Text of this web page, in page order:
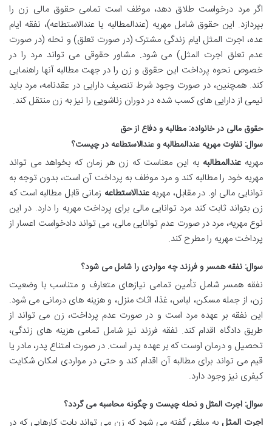
اگر مرد درخواست طلاق دهد، موظف است تمامی حقوق مالی زن را
بپردازد. این حقوق شامل مهریه (عندالمطالبه یا عندالاستطاعه)، نفقه ایام
عده، اجرت المثل ایام زندگی مشترک (در صورت تعلق) و نحله (در صورت
عدم تعلق اجرت المثل) می شود. مشاور حقوقی می تواند مرد را در
خصوص نحوه پرداخت این حقوق و زن را در جهت مطالبه آنها راهنمایی
کند. همچنین، در صورت وجود شرط تنصیف دارایی در عقدنامه، مرد باید
نیمی از دارایی های کسب شده در دوران زناشویی را نیز به زن منتقل کند.
حقوق مالی در خانواده: مطالبه و دفاع از حق
سوال: تفاوت مهریه عندالمطالبه و عندالاستطاعه در چیست؟
مهریهعندالمطالبه به این معناست که زن هر زمان که بخواهد می تواند
مهریه خود را مطالبه کند و مرد موظف به پرداخت آن است، بدون توجه به
توانایی مالی او. در مقابل، مهریهعندالاستطاعه زمانی قابل مطالبه است که
زن بتواند ثابت کند مرد توانایی مالی برای پرداخت مهریه را دارد. در این
نوع مهریه، مرد در صورت عدم توانایی مالی، می تواند دادخواست اعسار از
پرداخت مهریه را مطرح کند.
سوال: نفقه همسر و فرزند چه مواردی را شامل می شود؟
نفقه همسر شامل تأمین تمامی نیازهای متعارف و متناسب با وضعیت
زن، از جمله مسکن، لباس، غذا، اثاث منزل، و هزینه های درمانی می شود.
این نفقه بر عهده مرد است و در صورت عدم پرداخت، زن می تواند از
طریق دادگاه اقدام کند. نفقه فرزند نیز شامل تمامی هزینه های زندگی،
تحصیل و درمان اوست که بر عهده پدر است. در صورت امتناع پدر، مادر یا
قیم می تواند برای مطالبه آن اقدام کند و حتی در مواردی امکان شکایت
کیفری نیز وجود دارد.
سوال: اجرت المثل و نحله چیست و چگونه محاسبه می گردد؟
اجرت المثل به مبلغی گفته می شود که زن می تواند بابت کارهایی که در